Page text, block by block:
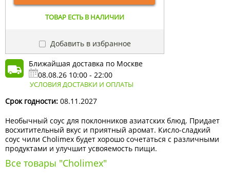
ТОВАР ЕСТЬ В НАЛИЧИИ
Добавить в избранное
Ближайшая доставка по Москве
08.08.26 10:00 - 22:00
УСЛОВИЯ ДОСТАВКИ И ОПЛАТЫ
Срок годности: 08.11.2027
Необычный соус для поклонников азиатских блюд. Придает
восхитительный вкус и приятный аромат. Кисло-сладкий
соус чили Cholimex будет хорошо сочетаться с различными
продуктами и улучшит усвояемость пищи.
Все товары "Cholimex"